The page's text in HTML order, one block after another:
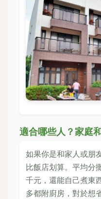
適合哪些人？家庭
如果你是和家人或朋
比飯店划算。平均分
千元，還能自己煮東
多都附廚房，對於想